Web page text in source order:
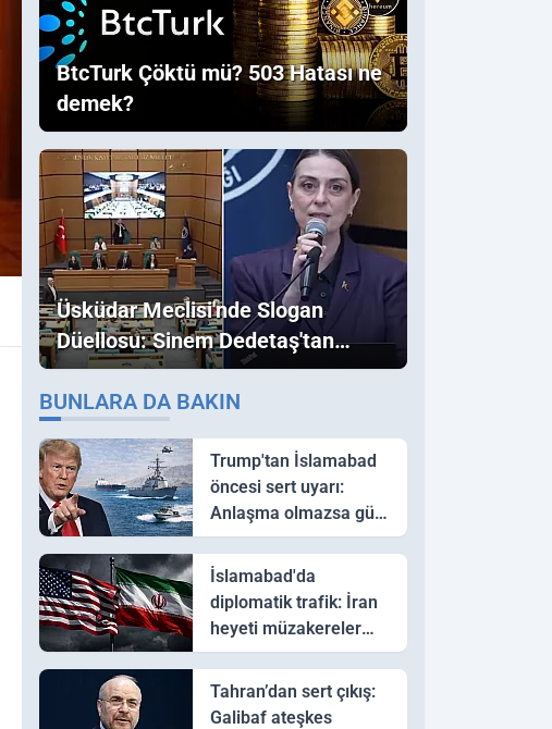
BtcTurk Çöktü mü? 503 Hatası ne
demek?
Üsküdar Meclisi'nde Slogan
Düellosu: Sinem Dedetaş'tan
Ezber Bozan "Erdoğan" ve
"İmamoğlu" Çıkışı!
BUNLARA DA BAKIN
Trump'tan İslamabad
öncesi sert uyarı:
Anlaşma olmazsa güç
kullanırız
İslamabad'da
diplomatik trafik: İran
heyeti müzakereler
için Pakistan'a ulaştı
Tahran’dan sert çıkış:
Galibaf ateşkes